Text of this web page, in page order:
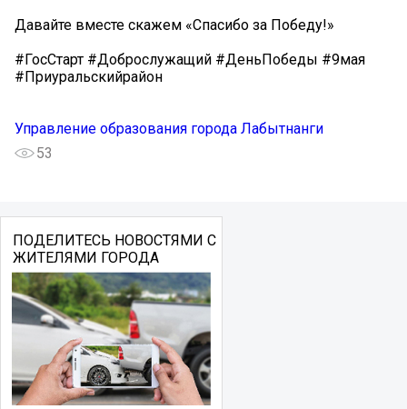
Давайте вместе скажем «Спасибо за Победу!»
#ГосСтарт #Доброслужащий #ДеньПобеды #9мая
#Приуральскийрайон
Управление образования города Лабытнанги
53
ПОДЕЛИТЕСЬ НОВОСТЯМИ С
ЖИТЕЛЯМИ ГОРОДА